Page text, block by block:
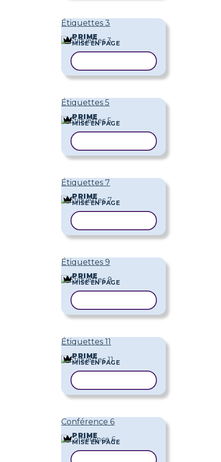
Étiquettes 3
PRIME
MISE EN PAGE
Étiquettes 5
PRIME
MISE EN PAGE
Étiquettes 7
PRIME
MISE EN PAGE
Étiquettes 9
PRIME
MISE EN PAGE
Étiquettes 11
PRIME
MISE EN PAGE
Conférence 6
PRIME
MISE EN PAGE